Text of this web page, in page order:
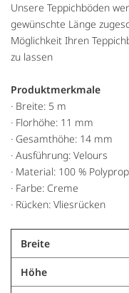
Unsere Teppichböden
gewünschte Länge
Möglichkeit Ihren
zu lassen
Produktmerkmale
· Breite: 5 m
· Florhöhe: 11 mm
· Gesamthöhe: 14 mm
· Ausführung: Velours
· Material: 100 %
· Farbe: Creme
· Rücken: Vliesrücken
Breite
Höhe